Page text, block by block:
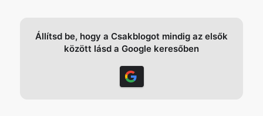
Állítsd be, hogy a Csakblogot mindig az elsők
között lásd a Google keresőben